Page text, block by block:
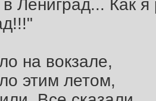
Лениград... Как я
на вокзале,
этим летом,